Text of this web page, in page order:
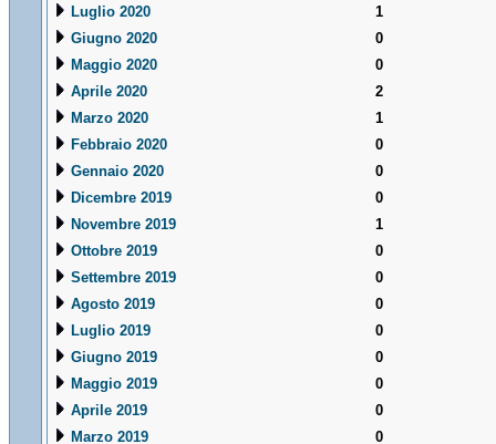
Luglio 2020
1
Giugno 2020
0
Maggio 2020
0
Aprile 2020
2
Marzo 2020
1
Febbraio 2020
0
Gennaio 2020
0
Dicembre 2019
0
Novembre 2019
1
Ottobre 2019
0
Settembre 2019
0
Agosto 2019
0
Luglio 2019
0
Giugno 2019
0
Maggio 2019
0
Aprile 2019
0
Marzo 2019
0